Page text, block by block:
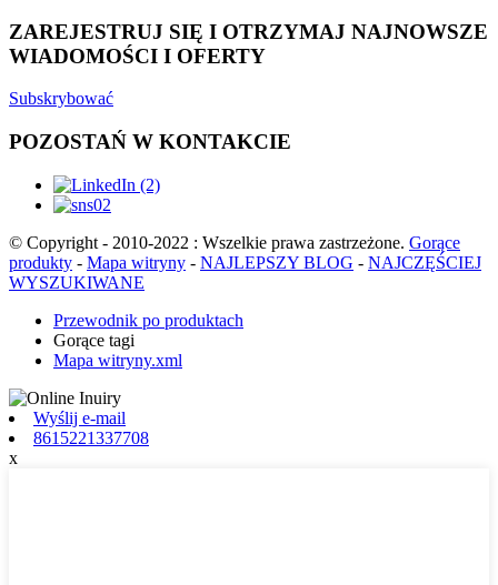
ZAREJESTRUJ SIĘ I OTRZYMAJ NAJNOWSZE
WIADOMOŚCI I OFERTY
Subskrybować
POZOSTAŃ W KONTAKCIE
© Copyright - 2010-2022 : Wszelkie prawa zastrzeżone. Gorące
produkty - Mapa witryny - NAJLEPSZY BLOG - NAJCZĘŚCIEJ
WYSZUKIWANE
Przewodnik po produktach
Gorące tagi
Mapa witryny.xml
Wyślij e-mail
8615221337708
x